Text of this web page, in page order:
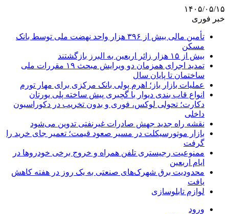
۱۴۰۵/۰۵/۱۵
خبر فوری
تأمین مالی بیش از ۳۹۶ هزار واحد نهضت ملی توسط بانک
مسکن
بیش از ۱۵ هزار زائر اربعین به البرز بازگشتند
تمدید اجرای همزمان دو ویرایش مبحث ۱۹ مقررات ملی
ساختمان تا پایان سال
عملیات بازار باز؛ اهرم پولی بانک مرکزی برای مهار تورم
انواع قاب بندی دیوار با گچبری پیش ساخته پلی یورتان
دکارت؛ تحولی لوکس، فوری و بدون تخریب در دکوراسیون
داخلی
نقشه راه جدید جهش صادرات غیرنفتی تدوین می‌شود
بازار موتورسیکلت در مسیر صعود قیمت؛ تعمیر جای خرید را
گرفت
ممنوعیت رجیستری تلفن همراه و خروج برخی خودروها در
ایام اربعین
محدودیت برق شهرک‌های صنعتی به یک روز در هفته کاهش
یافت
لوازم تابلوسازی
ورود